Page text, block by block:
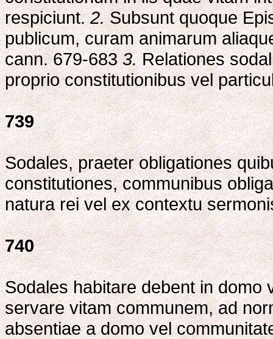
respiciunt.2.Subsunt quoque
publicum, curam animarum
cann. 679-6833.Relationes
proprio constitutionibus vel
739
Sodales, praeter obligationes
constitutiones, communibus
natura rei vel ex contextu
740
Sodales habitare debent in domo
servare vitam communem, ad
absentiae a domo vel